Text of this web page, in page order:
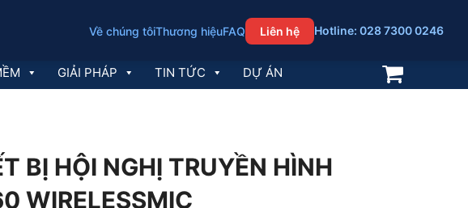
Về chúng tôiThương hiệuFAQ Liên hệ Hotline: 028 7300 0246
GIẢI PHÁP TIN TỨC DỰ ÁN
BỊ HỘI NGHỊ TRUYỀN HÌNH
WIRELESSMIC